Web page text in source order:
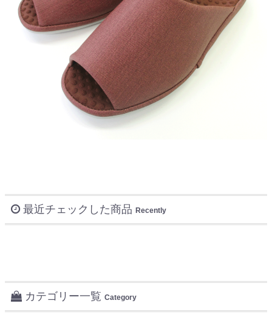
最近チェックした商品 Recently
カテゴリー一覧 Category